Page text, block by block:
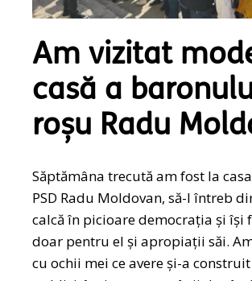
Am vizitat
casă a
roșu Radu
Săptămâna trecută am fost la
PSD Radu Moldovan, să-l întreb
calcă în picioare democrația și își
doar pentru el și apropiații săi.
cu ochii mei ce avere și-a